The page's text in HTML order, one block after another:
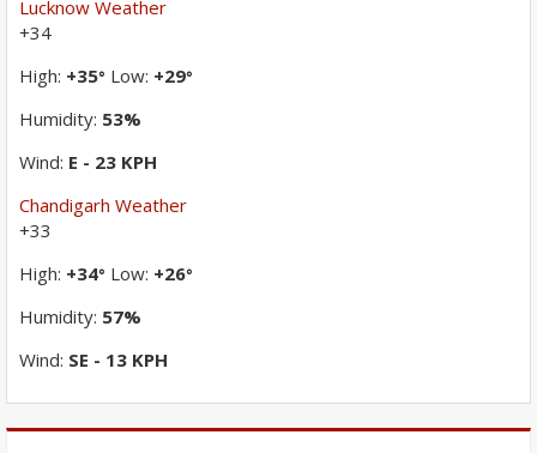
Lucknow Weather
+34
High: +35° Low: +29°
Humidity: 53%
Wind: E - 23 KPH
Chandigarh Weather
+33
High: +34° Low: +26°
Humidity: 57%
Wind: SE - 13 KPH